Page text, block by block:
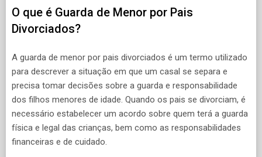
O que é Guarda de Menor por Pais
Divorciados?
A guarda de menor por pais divorciados é um termo utilizado
para descrever a situação em que um casal se separa e
precisa tomar decisões sobre a guarda e responsabilidade
dos filhos menores de idade. Quando os pais se divorciam, é
necessário estabelecer um acordo sobre quem terá a guarda
física e legal das crianças, bem como as responsabilidades
financeiras e de cuidado.